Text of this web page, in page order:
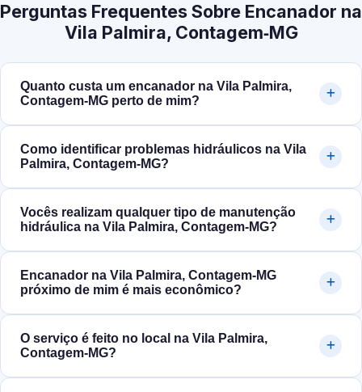
Perguntas Frequentes Sobre Encanador na
Vila Palmira, Contagem‑MG
Quanto custa um encanador na Vila Palmira,
Contagem‑MG perto de mim?
Como identificar problemas hidráulicos na Vila
Palmira, Contagem‑MG?
Vocês realizam qualquer tipo de manutenção
hidráulica na Vila Palmira, Contagem‑MG?
Encanador na Vila Palmira, Contagem‑MG
próximo de mim é mais econômico?
O serviço é feito no local na Vila Palmira,
Contagem‑MG?